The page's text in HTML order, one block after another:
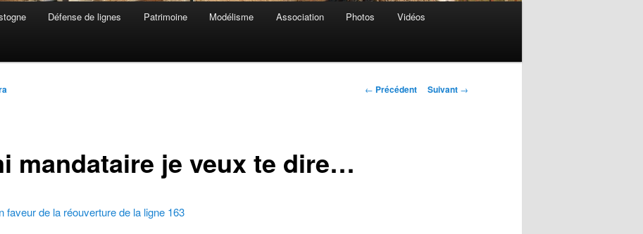
Défense de lignes Patrimoine Modélisme Association Photos Vidéos
Navigation
← Précédent Suivant →
mandataire je veux te dire…
faveur de la réouverture de la ligne 163